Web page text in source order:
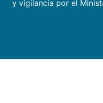
y vigilancia por el